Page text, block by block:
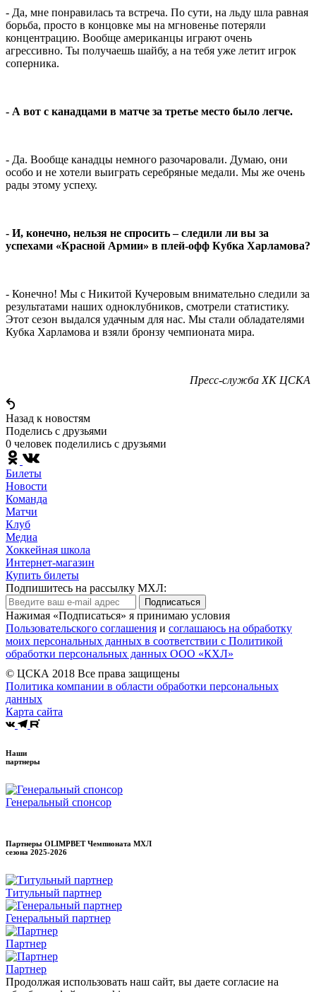
- Да, мне понравилась та встреча. По сути, на льду шла равная
борьба, просто в концовке мы на мгновенье потеряли
концентрацию. Вообще американцы играют очень
агрессивно. Ты получаешь шайбу, а на тебя уже летит игрок
соперника.
- А вот с канадцами в матче за третье место было легче.
- Да. Вообще канадцы немного разочаровали. Думаю, они
особо и не хотели выиграть серебряные медали. Мы же очень
рады этому успеху.
- И, конечно, нельзя не спросить – следили ли вы за
успехами «Красной Армии» в плей-офф Кубка Харламова?
- Конечно! Мы с Никитой Кучеровым внимательно следили за
результатами наших одноклубников, смотрели статистику.
Этот сезон выдался удачным для нас. Мы стали обладателями
Кубка Харламова и взяли бронзу чемпионата мира.
Пресс-служба ХК ЦСКА
Назад к новостям
Поделись c друзьями
0 человек поделились c друзьями
Билеты
Новости
Команда
Матчи
Клуб
Медиа
Хоккейная школа
Интернет-магазин
Купить билеты
Подпишитесь на рассылку МХЛ:
Подписаться
Нажимая «Подписаться» я принимаю условия
Пользовательского соглашения и соглашаюсь на обработку
моих персональных данных в соответствии с Политикой
обработки персональных данных ООО «КХЛ»
© ЦСКА 2018 Все права защищены
Политика компании в области обработки персональных
данных
Карта сайта
Наши
партнеры
Генеральный спонсор
Партнеры OLIMPBET Чемпионата МХЛ
сезона 2025-2026
Титульный партнер
Генеральный партнер
Партнер
Партнер
Продолжая использовать наш сайт, вы даете согласие на